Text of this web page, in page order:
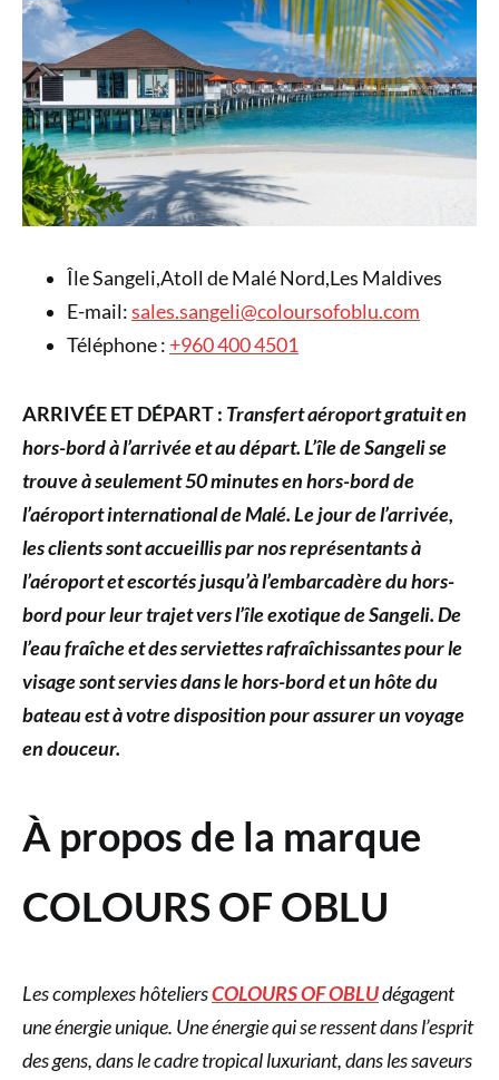
Île Sangeli,Atoll de Malé Nord,Les Maldives
E-mail:sales.sangeli@coloursofoblu.com
Téléphone : +960 400 4501
ARRIVÉE ET DÉPART : Transfert aéroport gratuit en
hors-bord à l’arrivée et au départ. L’île de Sangeli se
trouve à seulement 50 minutes en hors-bord de
l’aéroport international de Malé. Le jour de l’arrivée,
les clients sont accueillis par nos représentants à
l’aéroport et escortés jusqu’à l’embarcadère du hors-
bord pour leur trajet vers l’île exotique de Sangeli. De
l’eau fraîche et des serviettes rafraîchissantes pour le
visage sont servies dans le hors-bord et un hôte du
bateau est à votre disposition pour assurer un voyage
en douceur.
À propos de la marque
COLOURS OF OBLU
Les complexes hôteliersCOLOURS OF OBLUdégagent
une énergie unique. Une énergie qui se ressent dans l’esprit
des gens, dans le cadre tropical luxuriant, dans les saveurs